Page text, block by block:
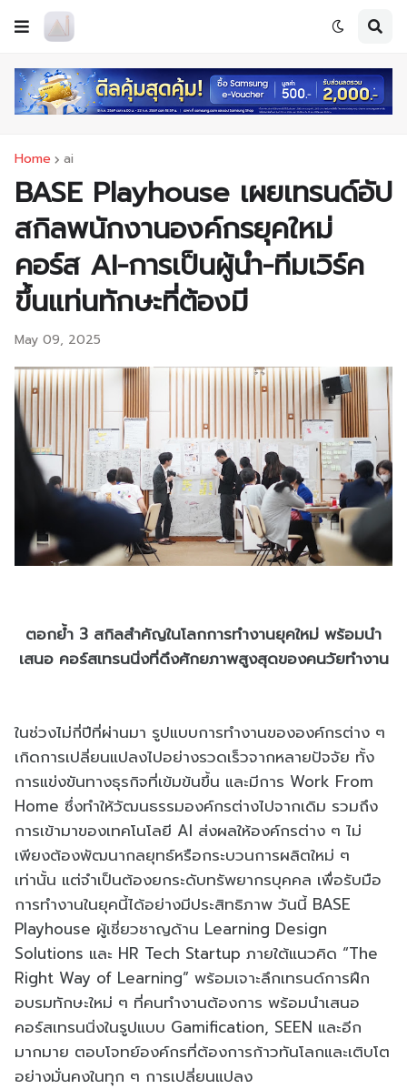
Home ai
BASE Playhouse เผยเทรนด์อัป
สกิลพนักงานองค์กรยุคใหม่
คอร์ส AI-การเป็นผู้นำ-ทีมเวิร์ค
ขึ้นแท่นทักษะที่ต้องมี
May 09, 2025
ตอกย้ำ 3 สกิลสำคัญในโลกการทำงานยุคใหม่ พร้อมนำ
เสนอ คอร์สเทรนนิ่งที่ดึงศักยภาพสูงสุดของคนวัยทำงาน
ในช่วงไม่กี่ปีที่ผ่านมา รูปแบบการทำงานขององค์กรต่าง ๆ
เกิดการเปลี่ยนแปลงไปอย่างรวดเร็วจากหลายปัจจัย ทั้ง
การแข่งขันทางธุรกิจที่เข้มข้นขึ้น และมีการ Work From
Home ซึ่งทำให้วัฒนธรรมองค์กรต่างไปจากเดิม รวมถึง
การเข้ามาของเทคโนโลยี AI ส่งผลให้องค์กรต่าง ๆ ไม่
เพียงต้องพัฒนากลยุทธ์หรือกระบวนการผลิตใหม่ ๆ
เท่านั้น แต่จำเป็นต้องยกระดับทรัพยากรบุคคล เพื่อรับมือ
การทำงานในยุคนี้ได้อย่างมีประสิทธิภาพ วันนี้ BASE
Playhouse ผู้เชี่ยวชาญด้าน Learning Design
Solutions และ HR Tech Startup ภายใต้แนวคิด “The
Right Way of Learning” พร้อมเจาะลึกเทรนด์การฝึก
อบรมทักษะใหม่ ๆ ที่คนทำงานต้องการ พร้อมนำเสนอ
คอร์สเทรนนิ่งในรูปแบบ Gamification, SEEN และอีก
มากมาย ตอบโจทย์องค์กรที่ต้องการก้าวทันโลกและเติบโต
อย่างมั่นคงในทุก ๆ การเปลี่ยนแปลง